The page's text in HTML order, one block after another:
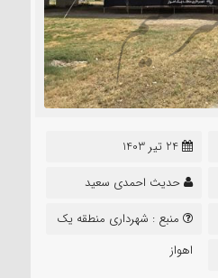
24 تیر 1403
حدیث احمدی سعید
منبع : شهرداری منطقه یک
اهواز